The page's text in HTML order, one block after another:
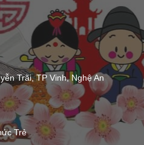
Trãi, TP Vinh, Nghệ An
Trẻ